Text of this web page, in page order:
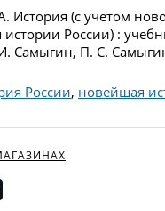
История (с учетом
истории России) :
Самыгин, П. С.
России, новейшая